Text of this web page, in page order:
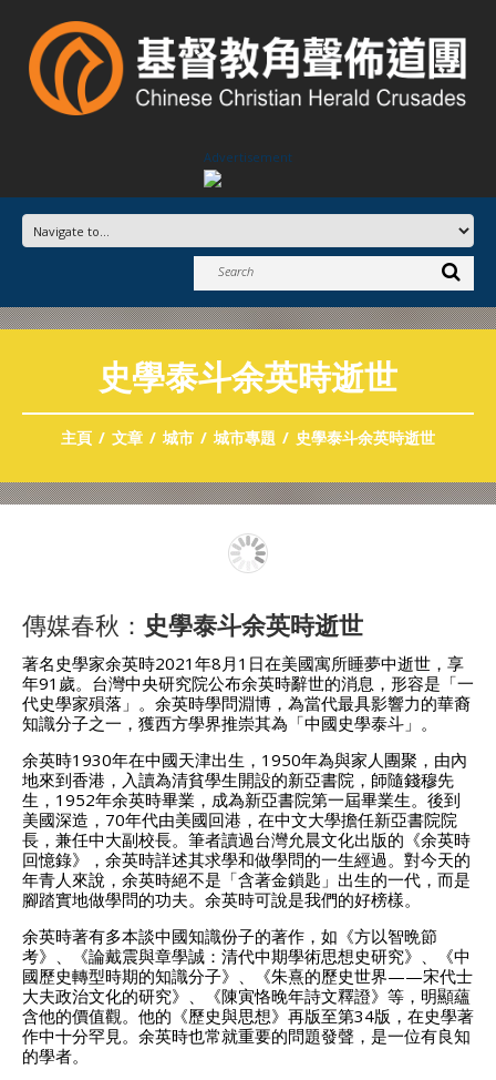
Advertisement
史學泰斗余英時逝世
主頁 文章 城市 城市專題 史學泰斗余英時逝世
傳媒春秋： 史學泰斗余英時逝世
著名史學家余英時2021年8月1日在美國寓所睡夢中逝世，享
年91歲。台灣中央研究院公布余英時辭世的消息，形容是「一
代史學家殞落」。余英時學問淵博，為當代最具影響力的華裔
知識分子之一，獲西方學界推崇其為「中國史學泰斗」。
余英時1930年在中國天津出生，1950年為與家人團聚，由內
地來到香港，入讀為清貧學生開設的新亞書院，師隨錢穆先
生，1952年余英時畢業，成為新亞書院第一屆畢業生。後到
美國深造，70年代由美國回港，在中文大學擔任新亞書院院
長，兼任中大副校長。筆者讀過台灣允晨文化出版的《余英時
回憶錄》，余英時詳述其求學和做學問的一生經過。對今天的
年青人來說，余英時絕不是「含著金鎖匙」出生的一代，而是
腳踏實地做學問的功夫。余英時可說是我們的好榜樣。
余英時著有多本談中國知識份子的著作，如《方以智晩節
考》、《論戴震與章學誠：清代中期學術思想史研究》、《中
國歷史轉型時期的知識分子》、《朱熹的歷史世界——宋代士
大夫政治文化的研究》、《陳寅恪晚年詩文釋證》等，明顯蘊
含他的價值觀。他的《歷史與思想》再版至第34版，在史學著
作中十分罕見。余英時也常就重要的問題發聲，是一位有良知
的學者。